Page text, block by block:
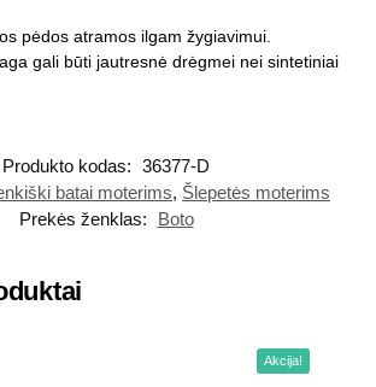
pėdos atramos ilgam žygiavimui.
gali būti jautresnė drėgmei nei sintetiniai
Produkto kodas: 36377-D
batai moterims, Šlepetės moterims
Prekės ženklas:
Boto
Akcija!